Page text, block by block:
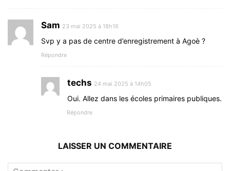
Sam 23 mai 2025 à 18h16
Svp y a pas de centre d’enregistrement à Agoè ?
Répondre
techs 24 mai 2025 à 14h05
Oui. Allez dans les écoles primaires publiques.
Répondre
LAISSER UN COMMENTAIRE